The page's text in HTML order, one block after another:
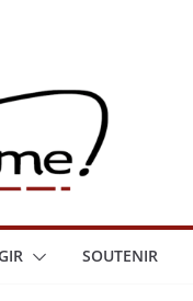
SOUTENIR